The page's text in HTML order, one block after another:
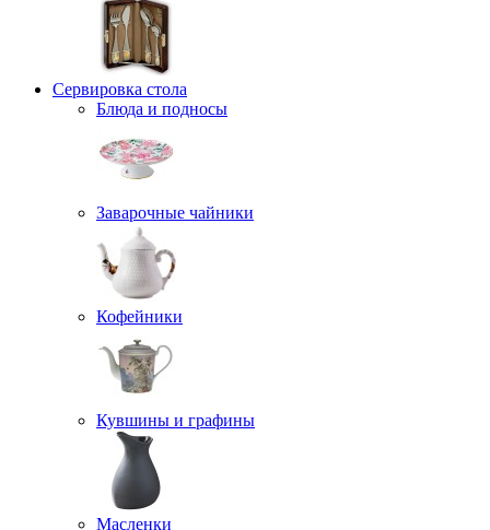
Сервировка стола
Блюда и подносы
Заварочные чайники
Кофейники
Кувшины и графины
Масленки